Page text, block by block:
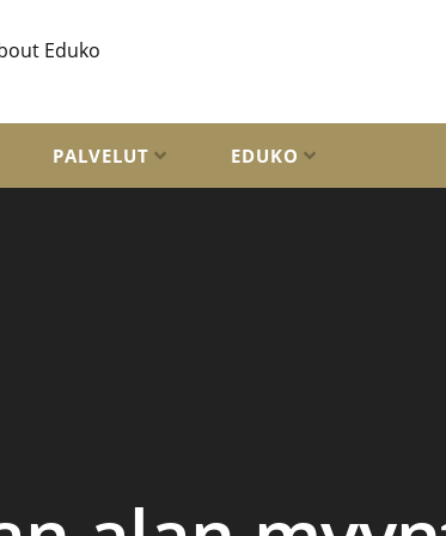
Eduko
PALVELUT EDUKO